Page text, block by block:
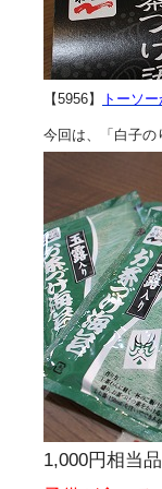
【5956】 トーソ
今回は、「白子の
1,000円相当